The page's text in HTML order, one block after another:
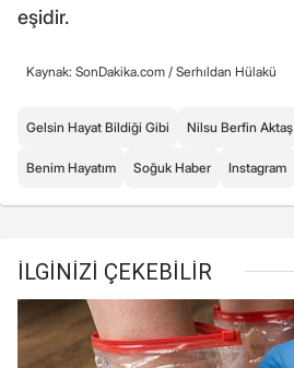
eşidir.
Kaynak: SonDakika.com / Serhıldan Hülakü
Gelsin Hayat Bildiği Gibi Nilsu Berfin Aktaş
Benim Hayatım Soğuk Haber Instagram